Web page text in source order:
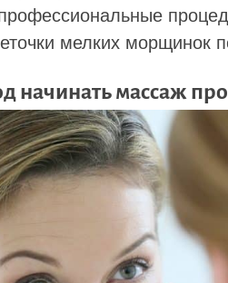
мелких морщинок
начинать массаж